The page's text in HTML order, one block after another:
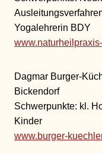
Yogalehrerin BDY
Dagmar Burger-
Bickendorf
Schwerpunkte: kl.
Kinder
www.burger-